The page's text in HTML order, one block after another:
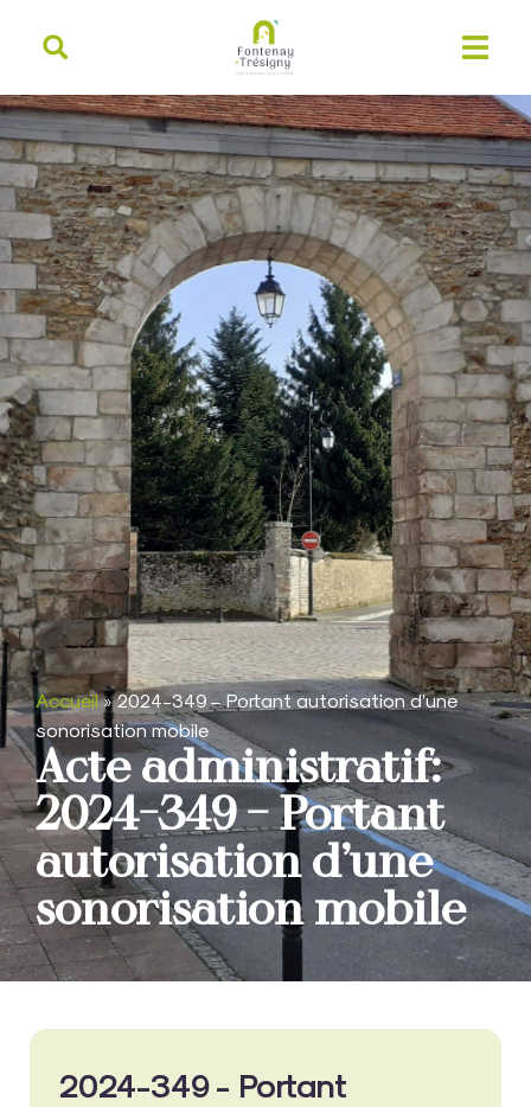
principal
Accueil»2024-349 – Portant autorisation d’une
sonorisation mobile
Acte administratif:
2024-349 – Portant
autorisation d’une
sonorisation mobile
2024-349 - Portant